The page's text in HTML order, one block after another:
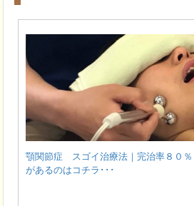
顎関節症 スゴイ治療法｜完治率８０％
があるのはコチラ･･･